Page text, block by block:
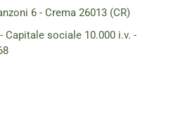
6 - Crema 26013 (CR)
Capitale sociale 10.000 i.v. -